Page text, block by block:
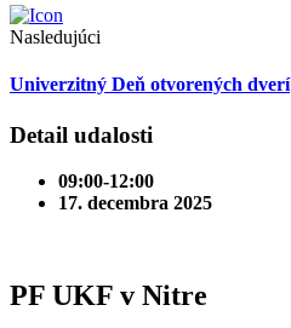
Nasledujúci
Univerzitný Deň otvorených dverí
Detail udalosti
09:00-12:00
17. decembra 2025
PF UKF v Nitre